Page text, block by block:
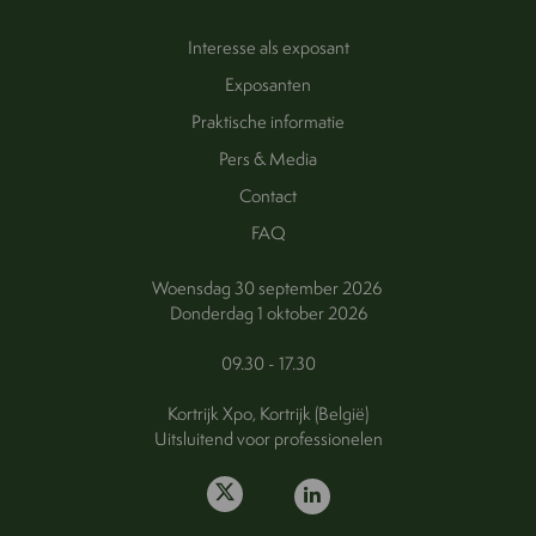
Interesse als exposant
Exposanten
Praktische informatie
Pers & Media
Contact
FAQ
Woensdag 30 september 2026
Donderdag 1 oktober 2026
09.30 - 17.30
Kortrijk Xpo, Kortrijk (België)
Uitsluitend voor professionelen